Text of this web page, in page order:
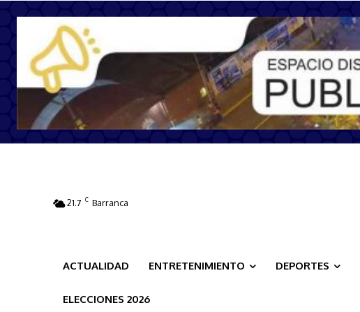
21.7 C Barranca
ACTUALIDAD ENTRETENIMIENTO DEPORTES
ELECCIONES 2026